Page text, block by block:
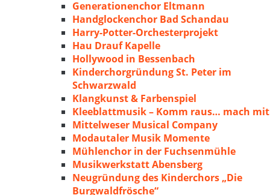
Generationenchor Eltmann
Handglockenchor Bad Schandau
Harry-Potter-Orchesterprojekt
Hau Drauf Kapelle
Hollywood in Bessenbach
Kinderchorgründung St. Peter im
Schwarzwald
Klangkunst & Farbenspiel
Kleeblattmusik – Komm raus… mach mit
Mittelweser Musical Company
Modautaler Musik Momente
Mühlenchor in der Fuchsenmühle
Musikwerkstatt Abensberg
Neugründung des Kinderchors „Die
Burgwaldfrösche“